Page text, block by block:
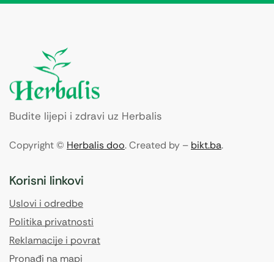
Budite lijepi i zdravi uz Herbalis
Copyright © Herbalis doo. Created by – bikt.ba.
Korisni linkovi
Uslovi i odredbe
Politika privatnosti
Reklamacije i povrat
Pronađi na mapi